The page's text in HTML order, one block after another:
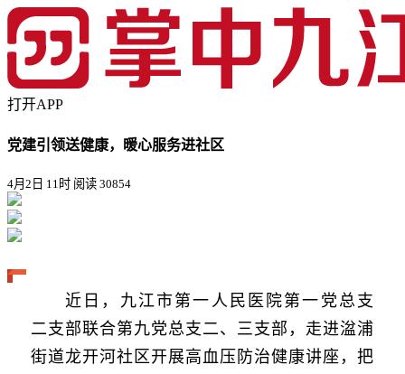
打开APP
党建引领送健康，暖心服务进社区
4月2日 11时 阅读 30854
近日，九江市第一人民医院第一党总支
二支部联合第九党总支二、三支部，走进湓浦
街道龙开河社区开展高血压防治健康讲座，把